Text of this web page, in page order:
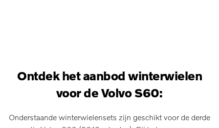
Ontdek het aanbod winterwielen
voor de Volvo S60:
Onderstaande winterwielensets zijn geschikt voor de derde